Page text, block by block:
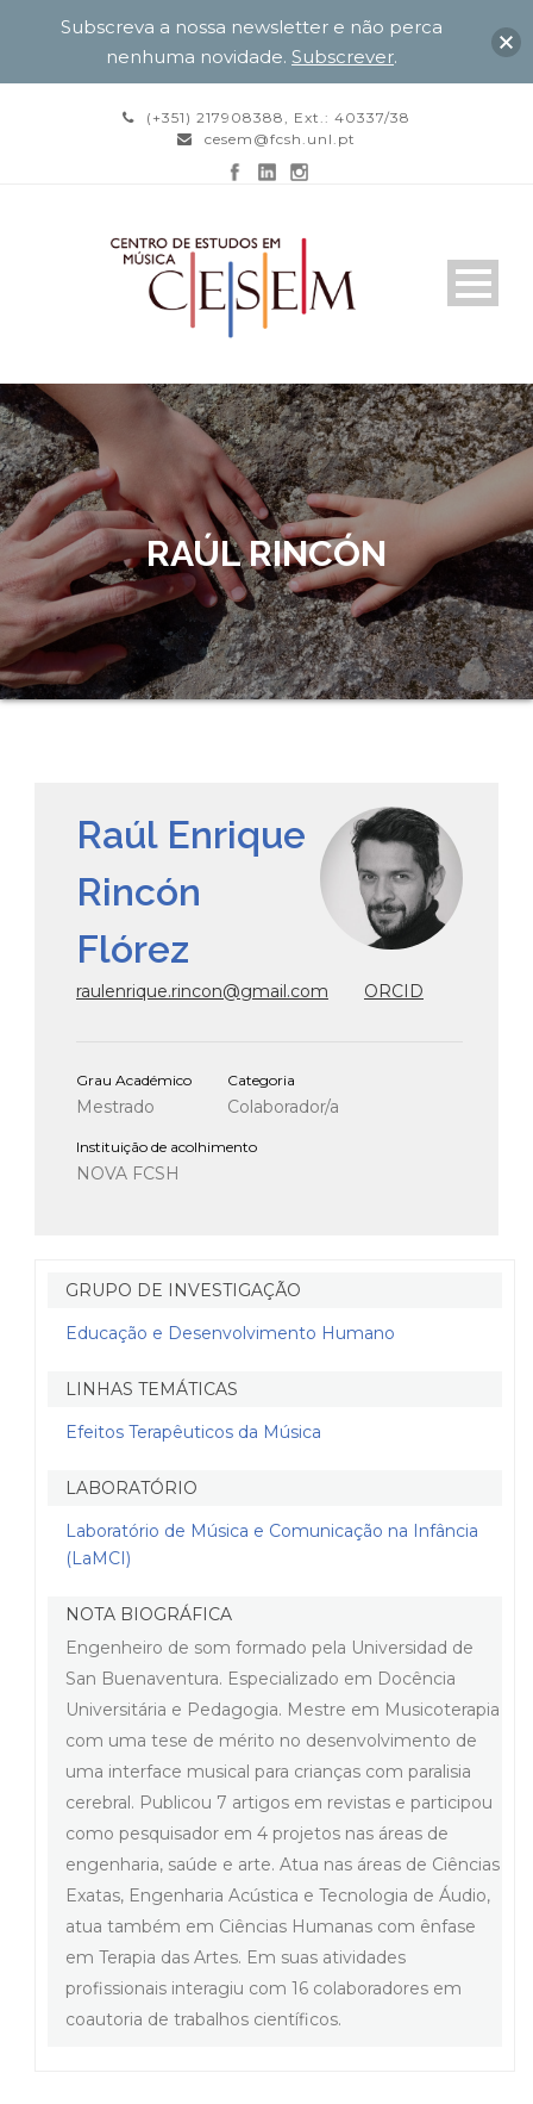
(+351) 217908388, Ext.: 40337/38
cesem@fcsh.unl.pt
RAÚL RINCÓN
Raúl Enrique
Rincón
Flórez
raulenrique.rincon@gmail.com ORCID
Grau Académico
Mestrado
Categoria
Colaborador/a
Instituição de acolhimento
NOVA FCSH
GRUPO DE INVESTIGAÇÃO
Educação e Desenvolvimento Humano
LINHAS TEMÁTICAS
Efeitos Terapêuticos da Música
LABORATÓRIO
Laboratório de Música e Comunicação na Infância
(LaMCI)
NOTA BIOGRÁFICA
Engenheiro de som formado pela Universidad de
San Buenaventura. Especializado em Docência
Universitária e Pedagogia. Mestre em Musicoterapia
com uma tese de mérito no desenvolvimento de
uma interface musical para crianças com paralisia
cerebral. Publicou 7 artigos em revistas e participou
como pesquisador em 4 projetos nas áreas de
engenharia, saúde e arte. Atua nas áreas de Ciências
Exatas, Engenharia Acústica e Tecnologia de Áudio,
atua também em Ciências Humanas com ênfase
em Terapia das Artes. Em suas atividades
profissionais interagiu com 16 colaboradores em
coautoria de trabalhos científicos.
Subscreva a nossa newsletter e não perca
nenhuma novidade. Subscrever.